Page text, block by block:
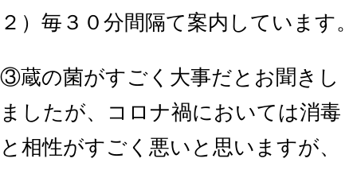
２）毎３０分間隔て案内しています。
③蔵の菌がすごく大事だとお聞きし
ましたが、コロナ禍においては消毒
と相性がすごく悪いと思いますが、